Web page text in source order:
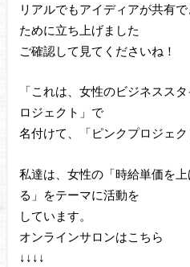
リアルでもアイディアが共有
ために立ち上げました
ご確認して見てくださいね！
「これは、女性のビジネスス
ロジェクト」で
名付けて、「ピンクプロジェク
私達は、女性の「時給単価を
る」をテーマに活動を
しています。
オンラインサロンはこちら
↓↓↓↓